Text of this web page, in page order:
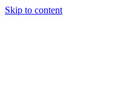
Skip to content